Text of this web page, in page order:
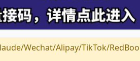
Wechat/Alipay/TikTok/